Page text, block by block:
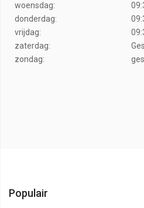
woensdag:
donderdag:
vrijdag:
zaterdag:
zondag:
Populair